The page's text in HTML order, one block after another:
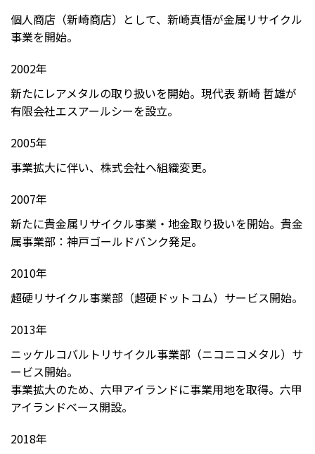
個人商店（新崎商店）として、新崎真悟が金属リサイクル
事業を開始。
2002年
新たにレアメタルの取り扱いを開始。現代表 新崎 哲雄が
有限会社エスアールシーを設立。
2005年
事業拡大に伴い、株式会社へ組織変更。
2007年
新たに貴金属リサイクル事業・地金取り扱いを開始。貴金
属事業部：神戸ゴールドバンク発足。
2010年
超硬リサイクル事業部（超硬ドットコム）サービス開始。
2013年
ニッケルコバルトリサイクル事業部（ニコニコメタル）サ
ービス開始。
事業拡大のため、六甲アイランドに事業用地を取得。六甲
アイランドベース開設。
2018年